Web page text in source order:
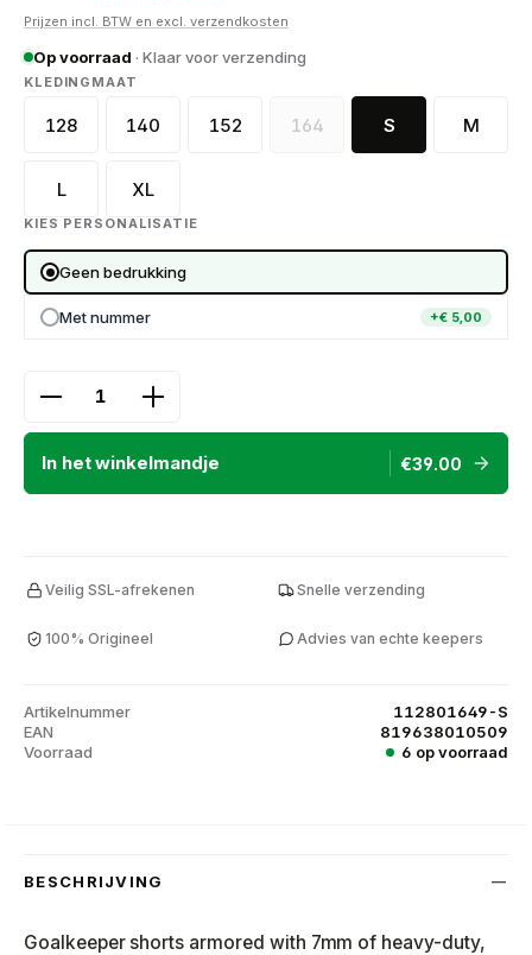
Prijzen incl. BTW en excl. verzendkosten
Op voorraad · Klaar voor verzending
SELECT
KLEDINGMAAT
128128 (YS)140140 (YM)152152 (YL)164164 (YXL)
(Deze optie is momenteel
S M
L XL
KIES PERSONALISATIE
Geen bedrukking
Met nummer +€ 5,00
Product Quantity: Enter the desired amount or
In het winkelmandje €39.00
Veilig SSL-afrekenen Snelle verzending
100% Origineel Advies van echte keepers
Artikelnummer
112801649-S
EAN
819638010509
Voorraad
6 op voorraad
BESCHRIJVING
Goalkeeper shorts armored with 7mm of heavy-duty,